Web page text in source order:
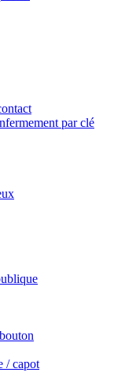
par clé
/ capot